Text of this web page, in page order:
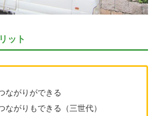
ット
ながりができる
ながりもできる（三世代）